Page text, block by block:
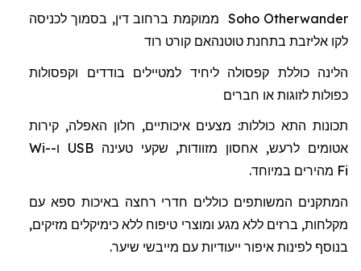
Otherwander
Soho ממוקמת ברחוב דין, בסמוך לכניסה
לקו אליזבת בתחנת טוטנהאם קורט רוד
הלינה כוללת קפסולה ליחיד למטיילים בודדים וקפסולות
כפולות לזוגות או חברים
תכונות התא כוללות: מצעים איכותיים, חלון האפלה, קירות
אטומים לרעש, אחסון מזוודות, שקעי טעינהUSB ו-Wi-
Fi מהירים במיוחד.
המתקנים המשותפים כוללים חדרי רחצה באיכות ספא עם
מקלחות, ברזים ללא מגע ומוצרי טיפוח ללא כימיקלים מזיקים,
בנוסף לפינות איפור ייעודיות עם מייבשי שיער.